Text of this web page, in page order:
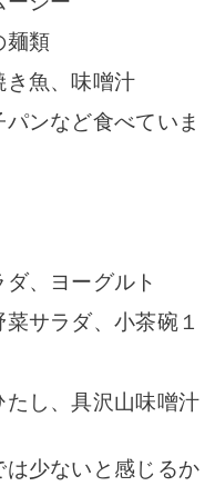
麺類
魚、味噌汁
ンなど食べていま
、ヨーグルト
サラダ、小茶碗１
し、具沢山味噌汁
少ないと感じるか